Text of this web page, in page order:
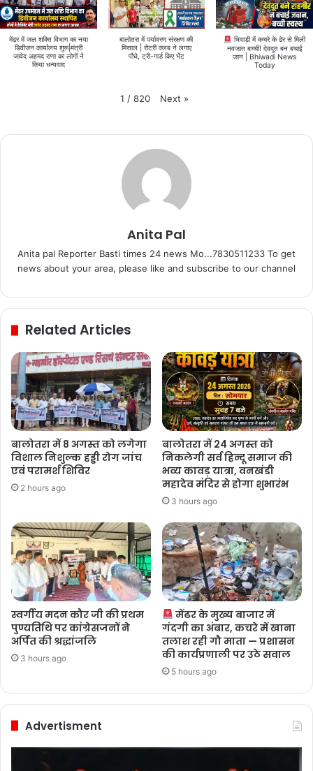
मेंढर में जल शक्ति विभाग का नया
डिवीजन कार्यालय शुरू|मंत्री
जावेद अहमद राणा का लोगों ने
किया धन्यवाद
बालोतरा में पर्यावरण संरक्षण की
मिसाल | रोटरी क्लब ने लगाए
पौधे, ट्री-गार्ड किए भेंट
भिवाड़ी में कचरे के ढेर से मिली
नवजात बच्ची! देवदूत बन बचाई
जान | Bhiwadi News
Today
1 / 820 Next »
Anita Pal
Anita pal Reporter Basti times 24 news Mo...7830511233 To get
news about your area, please like and subscribe to our channel
Related Articles
बालोतरा में 8 अगस्त को लगेगा
विशाल निशुल्क हड्डी रोग जांच
एवं परामर्श शिविर
2 hours ago
बालोतरा में 24 अगस्त को
निकलेगी सर्व हिन्दू समाज की
भव्य कावड़ यात्रा, वनखंडी
महादेव मंदिर से होगा शुभारंभ
3 hours ago
स्वर्गीय मदन कौर जी की प्रथम
पुण्यतिथि पर कांग्रेसजनों ने
अर्पित की श्रद्धांजलि
3 hours ago
मेंढर के मुख्य बाजार में
गंदगी का अंबार, कचरे में खाना
तलाश रही गौ माता — प्रशासन
की कार्यप्रणाली पर उठे सवाल
5 hours ago
Advertisment